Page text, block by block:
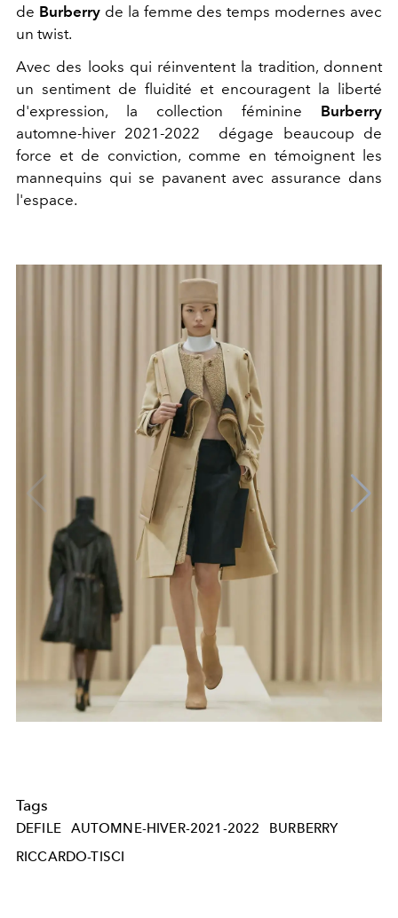
de Burberryde la femme des temps modernes avec
un twist.
Avec des looks qui réinventent la tradition, donnent
un sentiment de fluidité et encouragent la liberté
d'expression, la collection féminine Burberry
automne-hiver 2021-2022 dégage beaucoup de
force et de conviction, comme en témoignent les
mannequins qui se pavanent avec assurance dans
l'espace.
Tags
DEFILE AUTOMNE-HIVER-2021-2022
BURBERRY
RICCARDO-TISCI